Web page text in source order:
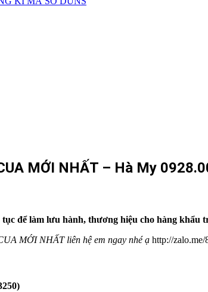
MỚI NHẤT – Hà My
để làm lưu hành, thương hiệu cho hàng khẩu
MỚI NHẤT liên hệ em ngay nhé ạ http://